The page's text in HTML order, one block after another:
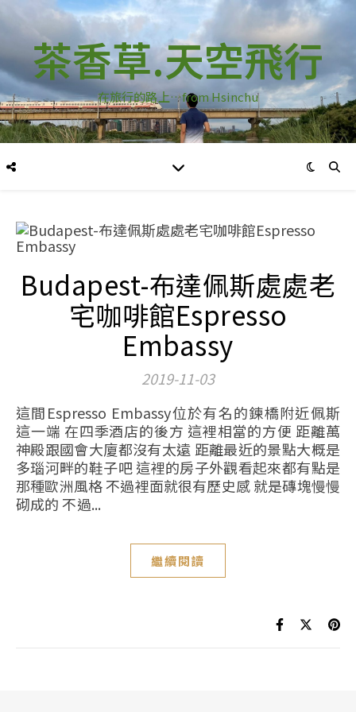
茶香草.天空飛行
在旅行的路上…from Hsinchu
Budapest-布達佩斯處處老
宅咖啡館Espresso
Embassy
2019-11-03
這間Espresso Embassy位於有名的鍊橋附近佩斯
這一端 在四季酒店的後方 這裡相當的方便 距離萬
神殿跟國會大廈都沒有太遠 距離最近的景點大概是
多瑙河畔的鞋子吧 這裡的房子外觀看起來都有點是
那種歐洲風格 不過裡面就很有歷史感 就是磚塊慢慢
砌成的 不過...
繼續閱讀